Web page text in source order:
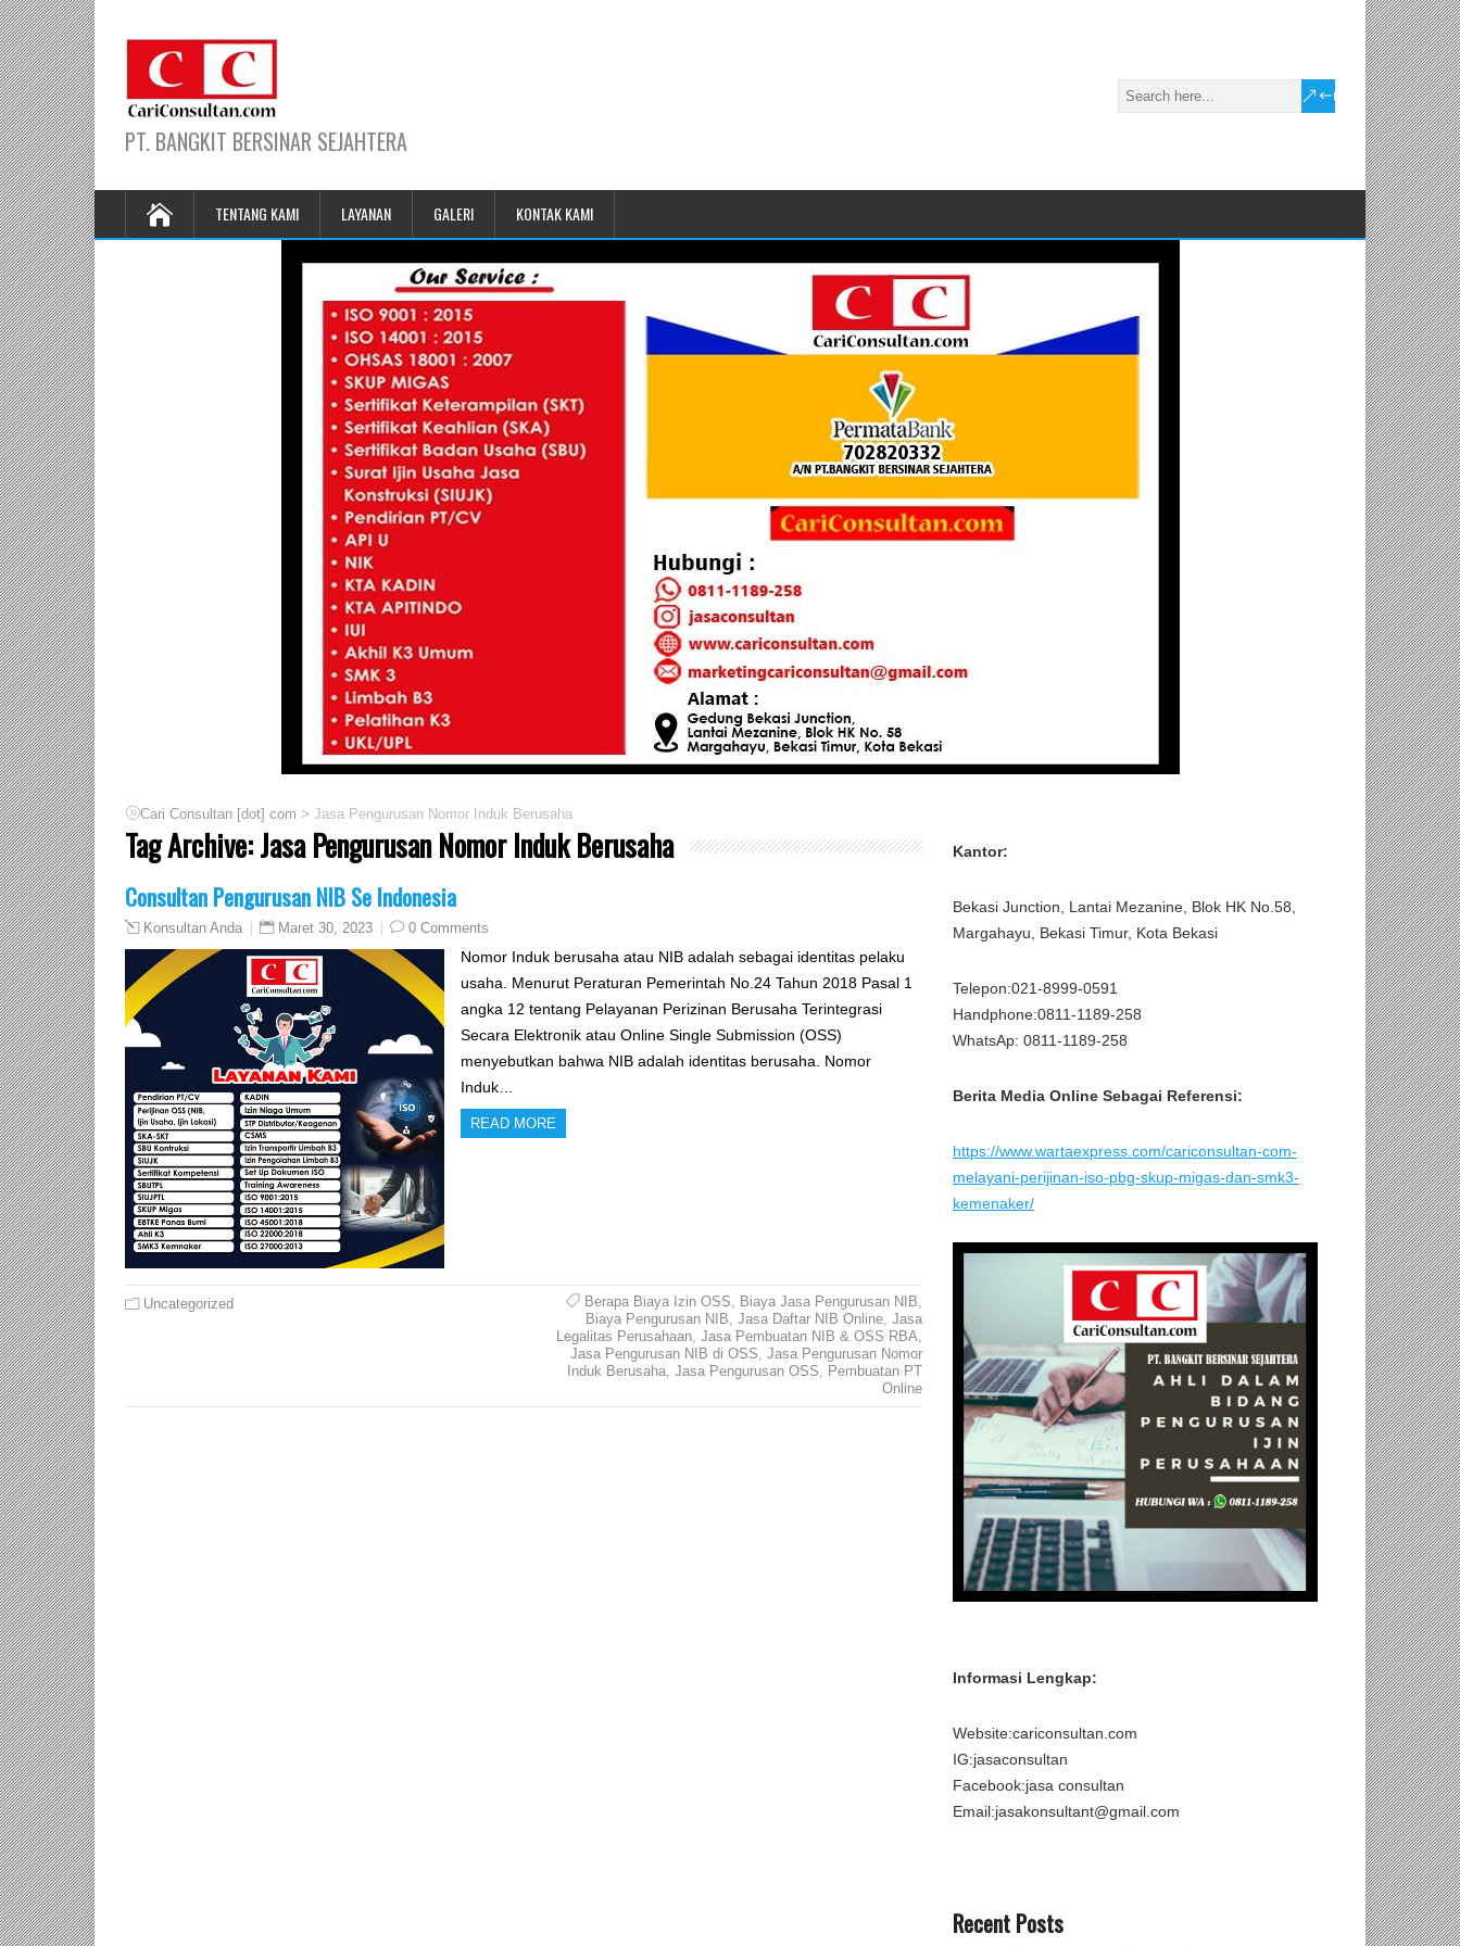
PT. BANGKIT BERSINAR SEJAHTERA
TENTANG KAMI LAYANAN GALERI KONTAK KAMI
Cari Consultan [dot] com > Jasa Pengurusan Nomor Induk Berusaha
Tag Archive:Jasa Pengurusan Nomor Induk Berusaha
Consultan Pengurusan NIB Se Indonesia
Konsultan Anda Maret 30, 2023 0 Comments
Nomor Induk berusaha atau NIB adalah sebagai identitas pelaku
usaha. Menurut Peraturan Pemerintah No.24 Tahun 2018 Pasal 1
angka 12 tentang Pelayanan Perizinan Berusaha Terintegrasi
Secara Elektronik atau Online Single Submission (OSS)
menyebutkan bahwa NIB adalah identitas berusaha. Nomor
Induk…
READ MORE
Uncategorized Berapa Biaya Izin OSS Biaya Jasa Pengurusan NIB
Biaya Pengurusan NIB Jasa Daftar NIB Online, Jasa
Legalitas Perusahaan, Jasa Pembuatan NIB & OSS RBA
Jasa Pengurusan NIB di OSS Jasa Pengurusan Nomor
Induk Berusaha, Jasa Pengurusan OSS
Pembuatan PT
Online
Kantor:
Bekasi Junction, Lantai Mezanine, Blok HK No.58,
Margahayu, Bekasi Timur, Kota Bekasi
Telepon:021-8999-0591
Handphone:0811-1189-258
WhatsAp: 0811-1189-258
Berita Media Online Sebagai Referensi:
https://www.wartaexpress.com/cariconsultan-com-
melayani-perijinan-iso-pbg-skup-migas-dan-smk3-
kemenaker/
Informasi Lengkap:
Website:cariconsultan.com
IG:jasaconsultan
Facebook:jasa consultan
Email:jasakonsultant@gmail.com
Recent Posts